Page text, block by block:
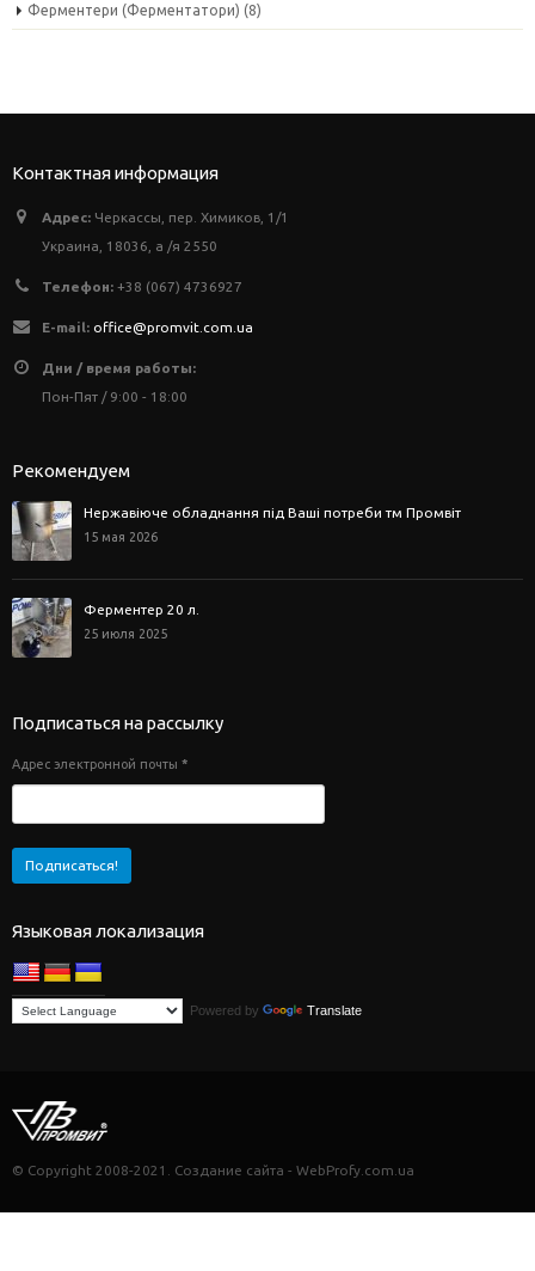
Ферментери (Ферментатори) (8)
Контактная информация
Адрес: Черкассы, пер. Химиков, 1/1
Украина, 18036, а /я 2550
Телефон: +38 (067) 4736927
E-mail: office@promvit.com.ua
Дни / время работы:
Пон-Пят / 9:00 - 18:00
Рекомендуем
Нержавіюче обладнання під Ваші потреби тм Промвіт
15 мая 2026
Ферментер 20 л.
25 июля 2025
Подписаться на рассылку
Адрес электронной почты *
Языковая локализация
Powered by Translate
© Copyright 2008-2021. Создание сайта - WebProfy.com.ua